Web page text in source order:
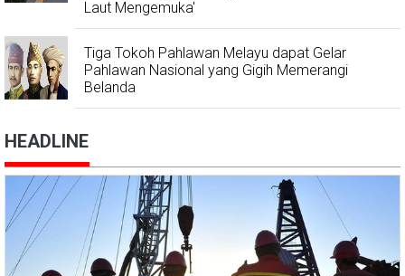
Laut Mengemuka'
Tiga Tokoh Pahlawan Melayu dapat Gelar
Pahlawan Nasional yang Gigih Memerangi
Belanda
HEADLINE